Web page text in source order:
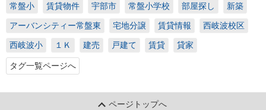
常盤小 賃貸物件 宇部市 常盤小学校 部屋探し 新築
アーバンシティー常盤東 宅地分譲 賃貸情報 西岐波校区
西岐波小 １Ｋ 建売 戸建て 賃貸 貸家
タグ一覧ページへ
ページトップへ